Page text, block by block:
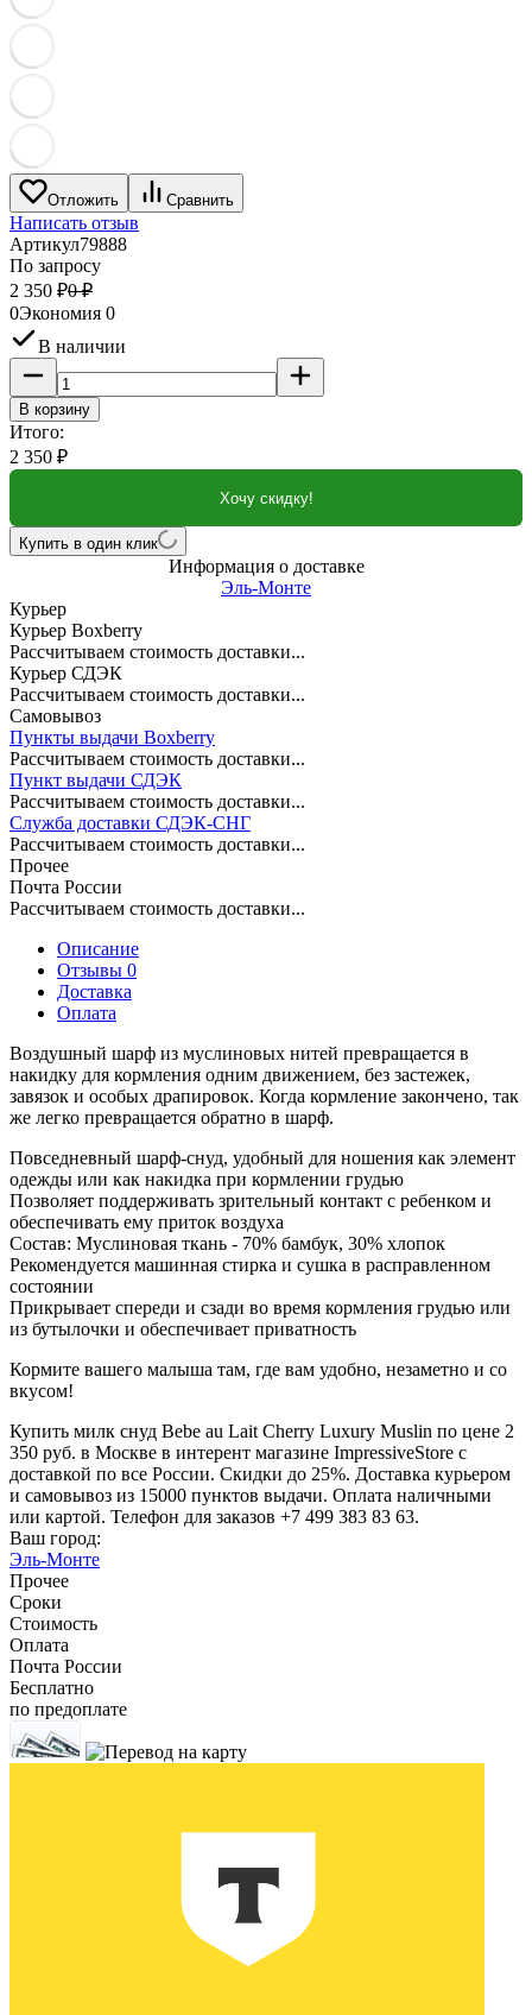
Отложить Сравнить
Написать отзыв
Артикул79888
По запросу
2 350 ₽0 ₽
0Экономия 0
В наличии
В корзину
Итого:
2 350 ₽
Хочу скидку!
Купить в один клик
Информация о доставке
Эль-Монте
Курьер
Курьер Boxberry
Рассчитываем стоимость доставки...
Курьер СДЭК
Рассчитываем стоимость доставки...
Самовывоз
Пункты выдачи Boxberry
Рассчитываем стоимость доставки...
Пункт выдачи СДЭК
Рассчитываем стоимость доставки...
Служба доставки СДЭК-СНГ
Рассчитываем стоимость доставки...
Прочее
Почта России
Рассчитываем стоимость доставки...
Описание
Отзывы 0
Доставка
Оплата
Воздушный шарф из муслиновых нитей превращается в
накидку для кормления одним движением, без застежек,
завязок и особых драпировок. Когда кормление закончено, так
же легко превращается обратно в шарф.
Повседневный шарф-снуд, удобный для ношения как элемент
одежды или как накидка при кормлении грудью
Позволяет поддерживать зрительный контакт с ребенком и
обеспечивать ему приток воздуха
Состав: Муслиновая ткань - 70% бамбук, 30% хлопок
Рекомендуется машинная стирка и сушка в расправленном
состоянии
Прикрывает спереди и сзади во время кормления грудью или
из бутылочки и обеспечивает приватность
Кормите вашего малыша там, где вам удобно, незаметно и со
вкусом!
Купить милк снуд Bebe au Lait Cherry Luxury Muslin по цене 2
350 руб. в Москве в интерент магазине ImpressiveStore с
доставкой по все России. Скидки до 25%. Доставка курьером
и самовывоз из 15000 пунктов выдачи. Оплата наличными
или картой. Телефон для заказов +7 499 383 83 63.
Ваш город:
Эль-Монте
Прочее
Сроки
Стоимость
Оплата
Почта России
Бесплатно
по предоплате